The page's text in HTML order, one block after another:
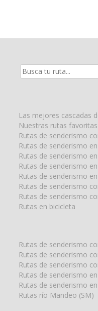
Resultados
Las mejores cascadas
Nuestras rutas favoritas
Rutas de senderismo
Rutas de senderismo
Rutas de senderismo
Rutas de senderismo
Rutas de senderismo
Rutas de senderismo
Rutas de senderismo
Rutas en bicicleta
Rutas de senderismo
Rutas de senderismo
Rutas de senderismo
Rutas de senderismo
Rutas de senderismo
Rutas río Mandeo (SM)